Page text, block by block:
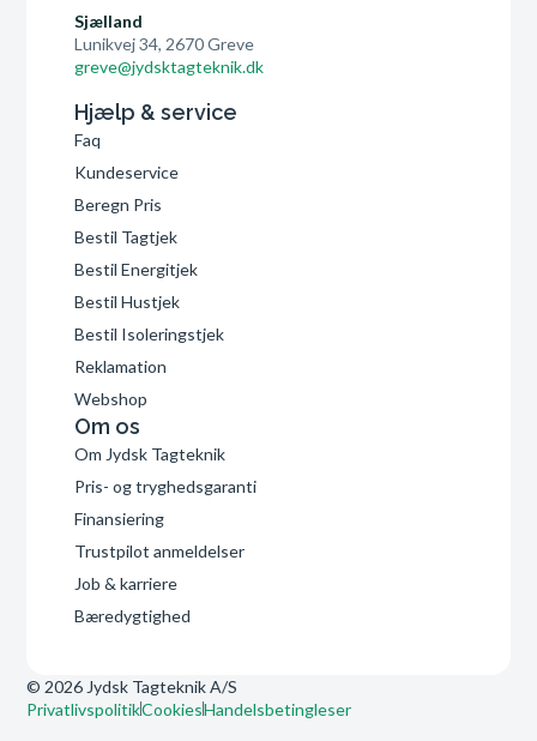
Sjælland
Lunikvej 34, 2670 Greve
greve@jydsktagteknik.dk
Hjælp & service
Faq
Kundeservice
Beregn Pris
Bestil Tagtjek
Bestil Energitjek
Bestil Hustjek
Bestil Isoleringstjek
Reklamation
Webshop
Om os
Om Jydsk Tagteknik
Pris- og tryghedsgaranti
Finansiering
Trustpilot anmeldelser
Job & karriere
Bæredygtighed
© 2026 Jydsk Tagteknik A/S
PrivatlivspolitikCookiesHandelsbetingleser